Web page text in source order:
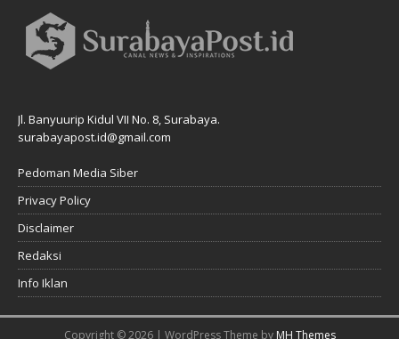
Jl. Banyuurip Kidul VII No. 8, Surabaya.
surabayapost.id@gmail.com
Pedoman Media Siber
Privacy Policy
Disclaimer
Redaksi
Info Iklan
Copyright © 2026 | WordPress Theme by MH Themes